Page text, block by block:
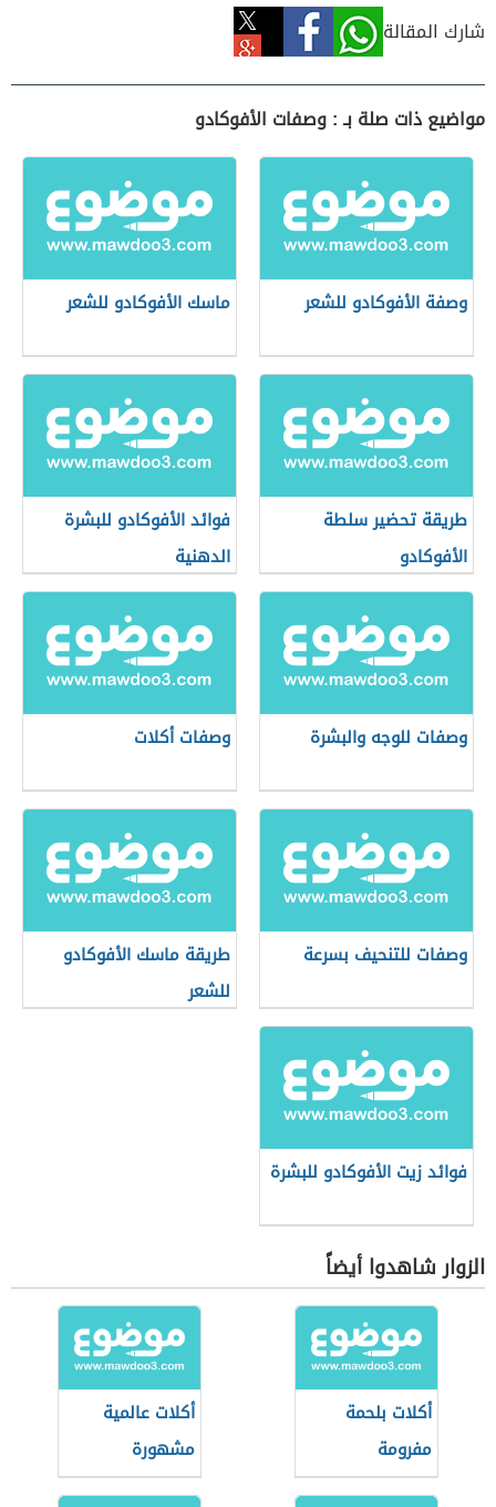
شارك المقالة
مواضيع ذات صلة بـ : وصفات الأفوكادو
وصفة الأفوكادو للشعر ماسك الأفوكادو للشعر
طريقة تحضير سلطة
الأفوكادو
فوائد الأفوكادو للبشرة
الدهنية
وصفات للوجه والبشرة وصفات أكلات
وصفات للتنحيف بسرعة
طريقة ماسك الأفوكادو
للشعر
فوائد زيت الأفوكادو للبشرة
الزوار شاهدوا أيضاً
أكلات بلحمة
مفرومة
أكلات عالمية
مشهورة